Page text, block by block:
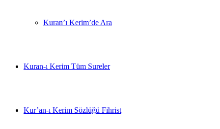
Kuran’ı Kerim’de Ara
Kuran-ı Kerim Tüm Sureler
Kur’an-ı Kerim Sözlüğü Fihrist